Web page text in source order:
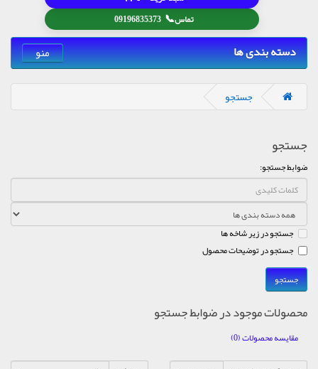
تماس📞
09196835373
دسته بندی ها منو
جستجو
جستجو
ضوابط جستجو:
جستجو در زیر شاخه ها
جستجو در توضیحات محصول
محصولات موجود در ضوابط جستجو
مقایسه محصولات (0)